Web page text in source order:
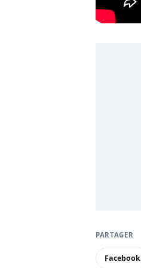
PARTAGER
Facebook